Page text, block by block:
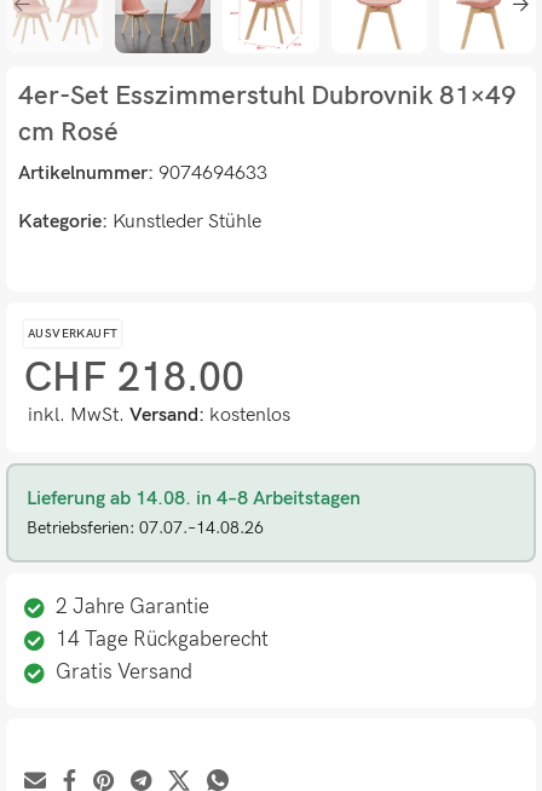
4er-Set Esszimmerstuhl Dubrovnik 81×49
cm Rosé
Artikelnummer: 9074694633
Kategorie: Kunstleder Stühle
AUSVERKAUFT
CHF 218.00
inkl. MwSt. Versand: kostenlos
Lieferung ab 14.08. in 4–8 Arbeitstagen
Betriebsferien: 07.07.–14.08.26
2 Jahre Garantie
14 Tage Rückgaberecht
Gratis Versand